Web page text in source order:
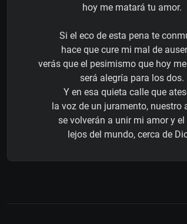
hoy me matará tu amor.
Si el eco de esta pena te
hace que cure mi mal de
verás que el pesimismo que hoy
será alegría para los dos.
Y en esa quieta calle que
la voz de un juramento, nuestro
se volverán a unir mi amor y
lejos del mundo, cerca de